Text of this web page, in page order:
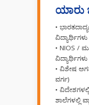
ಯಾರು
•
ವಿದ್ಯಾರ್ಥಿಗಳು
• NIOS /
ವಿದ್ಯಾರ್ಥಿಗಳು
• ವಿಶೇಷ
ವರ್ಗ)
•
ಶಾಲೆಗಳಲ್ಲಿ